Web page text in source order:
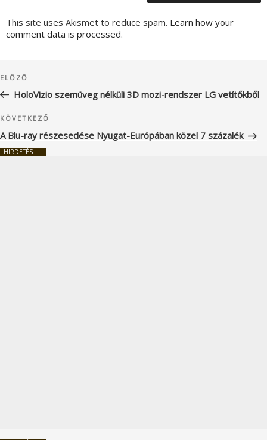
This site uses Akismet to reduce spam. Learn how your
comment data is processed.
navigáció
Korábbi
bejegyzés
ELŐZŐ
HoloVizio szemüveg nélküli 3D mozi-rendszer LG vetítőkből
Következő
bejegyzés
KÖVETKEZŐ
A Blu-ray részesedése Nyugat-Európában közel 7 százalék
HIRDETÉS